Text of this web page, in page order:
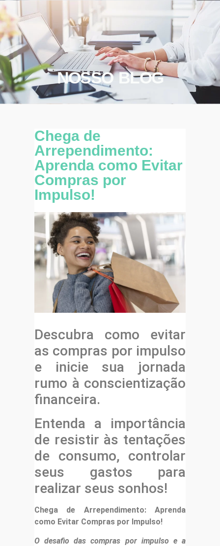
NOSSO BLOG
Chega de
Arrependimento:
Aprenda como Evitar
Compras por
Impulso!
Descubra como evitar
as compras por impulso
e inicie sua jornada
rumo à conscientização
financeira.
Entenda a importância
de resistir às tentações
de consumo, controlar
seus gastos para
realizar seus sonhos!
Chega de Arrependimento: Aprenda
como Evitar Compras por Impulso!
O desafio das compras por impulso e a